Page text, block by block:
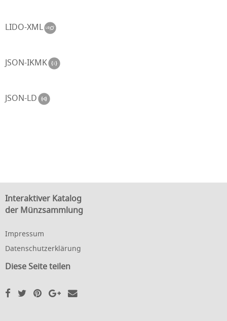
LIDO-XML
JSON-IKMK
JSON-LD
Interaktiver Katalog
der Münzsammlung
Impressum
Datenschutzerklärung
Diese Seite teilen